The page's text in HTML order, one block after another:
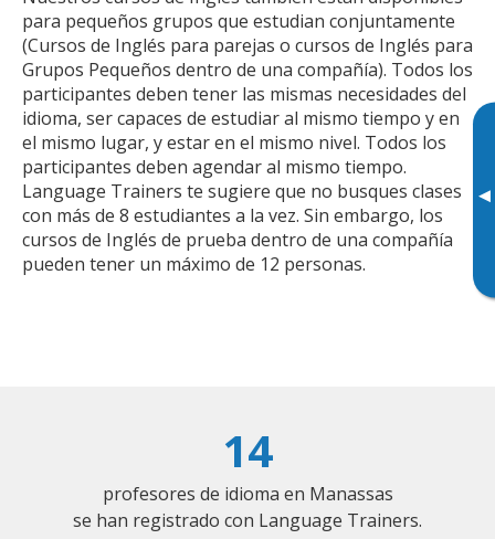
▸
para pequeños grupos que estudian conjuntamente
(Cursos de Inglés para parejas o cursos de Inglés para
Grupos Pequeños dentro de una compañía). Todos los
participantes deben tener las mismas necesidades del
idioma, ser capaces de estudiar al mismo tiempo y en
el mismo lugar, y estar en el mismo nivel. Todos los
participantes deben agendar al mismo tiempo.
Language Trainers te sugiere que no busques clases
con más de 8 estudiantes a la vez. Sin embargo, los
cursos de Inglés de prueba dentro de una compañía
pueden tener un máximo de 12 personas.
14
profesores de idioma en Manassas
se han registrado con Language Trainers.